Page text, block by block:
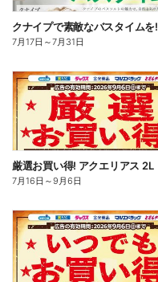
クナイプで素敵なバスタイムを!
7月17日 ～7月31日
厳選お買い得! アクエリアス 2L
7月16日 ～9月6日